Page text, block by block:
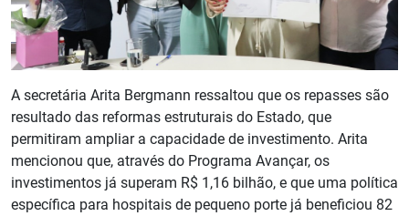
A secretária Arita Bergmann ressaltou que os repasses são
resultado das reformas estruturais do Estado, que
permitiram ampliar a capacidade de investimento. Arita
mencionou que, através do Programa Avançar, os
investimentos já superam R$ 1,16 bilhão, e que uma política
específica para hospitais de pequeno porte já beneficiou 82